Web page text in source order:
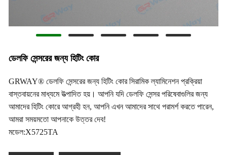
ডেলফি সেন্সরের জন্য হিটিং কোর
GRWAY® ডেলফি সেন্সরের জন্য হিটিং কোর সিরামিক ল্যামিনেশন প্রক্রিয়া
বাস্তবায়নের মাধ্যমে উত্পাদিত হয়। আপনি যদি ডেলফি সেন্সর পরিষেবাগুলির জন্য
আমাদের হিটিং কোরে আগ্রহী হন, আপনি এখন আমাদের সাথে পরামর্শ করতে পারেন,
আমরা সময়মতো আপনাকে উত্তর দেব!
মডেল:X5725TA